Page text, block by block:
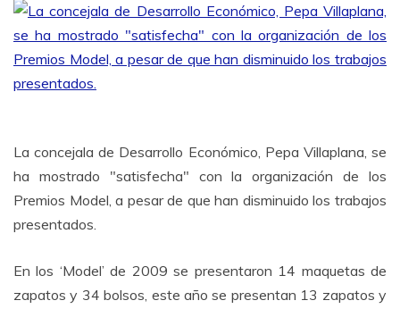
La concejala de Desarrollo Económico, Pepa Villaplana, se
ha mostrado "satisfecha" con la organización de los
Premios Model, a pesar de que han disminuido los trabajos
presentados.
En los ‘Model’ de 2009 se presentaron 14 maquetas de
zapatos y 34 bolsos, este año se presentan 13 zapatos y